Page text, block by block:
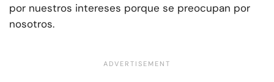
por nuestros intereses porque se preocupan por
nosotros.